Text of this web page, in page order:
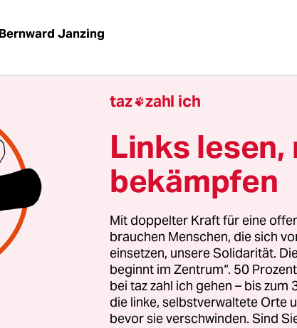
Bernward Janzing
Die drei Ökostromanbieter Naturstrom,
Lichtblick haben in einem gemeinsamen
Verbund AG aufgefordert, aus dem Bau
Tufanbeyli in der Türkei
prozentige Beteiligung am türkischen
der größte österreichische Stromkonzern an
beteiligt, außerdem an einer
der taz ergeben.
Unternehmen beim Verbund-
einkaufen, sehen sie nun ihre ökologische
gefährdet. Das Projekt sei
taz zahl ich
Links lesen,
bekämpfen
Mit doppelter Kraft für eine
brauchen Menschen, die sich
einsetzen, unsere Solidarität.
beginnt im Zentrum“. 50
bei taz zahl ich gehen – bis
die linke, selbstverwaltete Orte
bevor sie verschwinden. Sind